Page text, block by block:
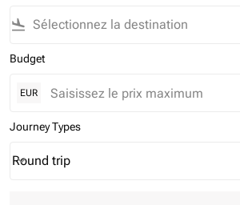
flight_land
Budget
EUR
Journey Types
Journey Types option Round trip Selected
Round trip
keyboard_arrow_down